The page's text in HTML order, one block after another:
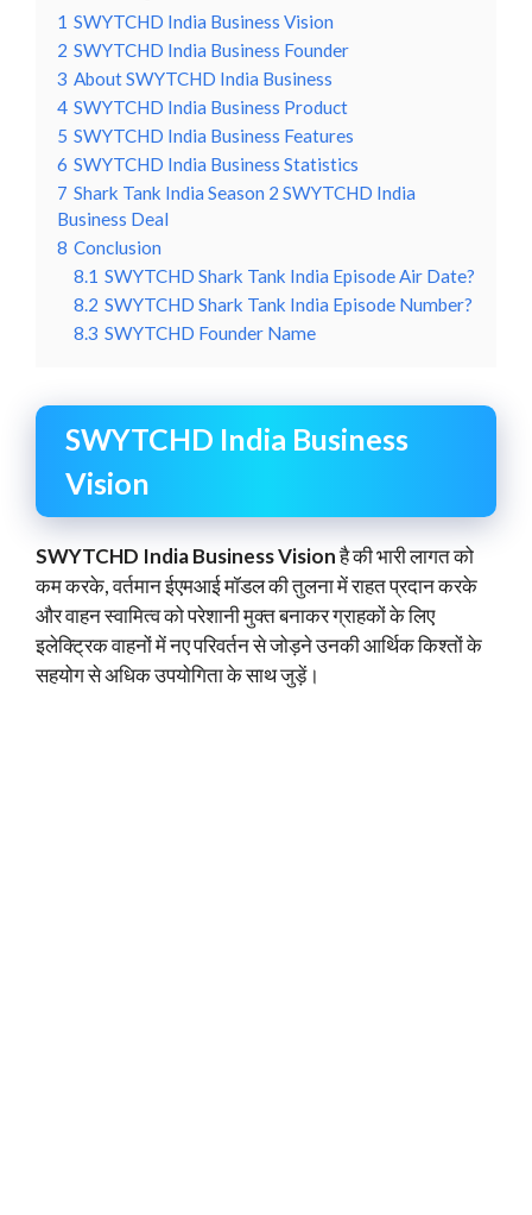
1 SWYTCHD India Business Vision
2 SWYTCHD India Business Founder
3 About SWYTCHD India Business
4 SWYTCHD India Business Product
5 SWYTCHD India Business Features
6 SWYTCHD India Business Statistics
7 Shark Tank India Season 2 SWYTCHD India
Business Deal
8 Conclusion
8.1 SWYTCHD Shark Tank India Episode Air Date?
8.2 SWYTCHD Shark Tank India Episode Number?
8.3 SWYTCHD Founder Name
SWYTCHD India Business
Vision
SWYTCHD India Business Visionहै की भारी लागत को
कम करके, वर्तमान ईएमआई मॉडल की तुलना में राहत प्रदान करके
और वाहन स्वामित्व को परेशानी मुक्त बनाकर ग्राहकों के लिए
इलेक्ट्रिक वाहनों में नए परिवर्तन से जोड़ने उनकी आर्थिक किश्तों के
सहयोग से अधिक उपयोगिता के साथ जुड़ें।